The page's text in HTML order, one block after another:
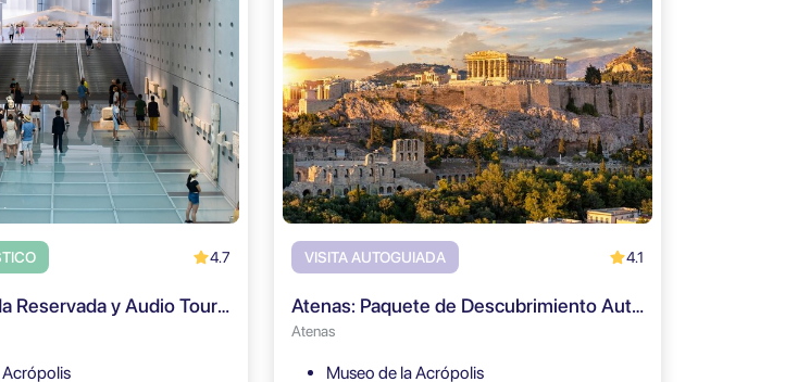
4.7
Atenas: Entrada Reservada y Audio Tour del Museo de la Acrópolis
Acrópolis
VISITA AUTOGUIADA 4.1
Atenas: Paquete de Descubrimiento Autoguiado
Atenas
Museo de la Acrópolis